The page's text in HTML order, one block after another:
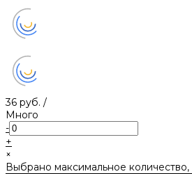
36 руб. /
Много
-
+
×
Выбрано максимальное количество,